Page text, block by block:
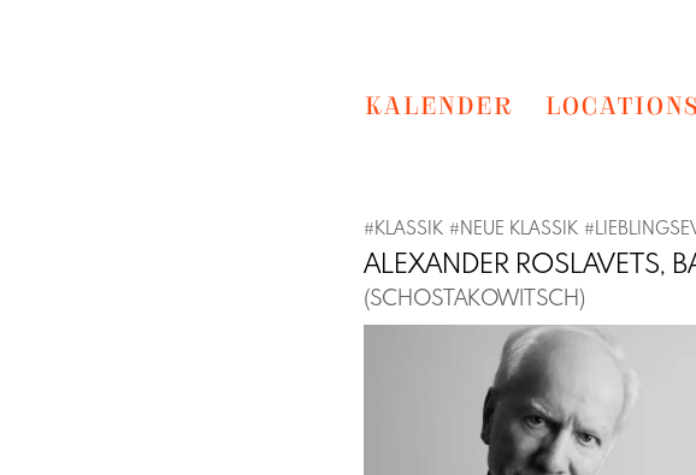
KALENDER LOCATIONS
#KLASSIK #NEUE KLASSIK #
ALEXANDER ROSLAVETS,
(SCHOSTAKOWITSCH)